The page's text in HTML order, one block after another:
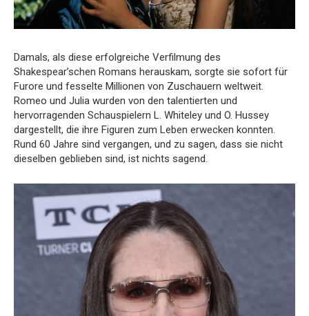
Damals, als diese erfolgreiche Verfilmung des
Shakespear’schen Romans herauskam, sorgte sie sofort für
Furore und fesselte Millionen von Zuschauern weltweit.
Romeo und Julia wurden von den talentierten und
hervorragenden Schauspielern L. Whiteley und O. Hussey
dargestellt, die ihre Figuren zum Leben erwecken konnten.
Rund 60 Jahre sind vergangen, und zu sagen, dass sie nicht
dieselben geblieben sind, ist nichts sagend.